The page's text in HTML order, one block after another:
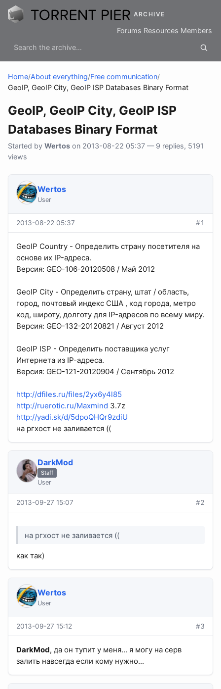
ARCHIVE
Forums Resources Members
Home/About everything/Free communication/
GeoIP, GeoIP City, GeoIP ISP Databases Binary Format
GeoIP, GeoIP City, GeoIP ISP
Databases Binary Format
Started by Wertos on 2013-08-22 05:37 — 9 replies, 5191
views
Wertos
User
2013-08-22 05:37 #1
GeoIP Country - Определить страну посетителя на
основе их IP-адреса.
Версия: GEO-106-20120508 / Май 2012
GeoIP City - Определить страну, штат / область,
город, почтовый индекс США , код города, метро
код, широту, долготу для IP-адресов по всему миру.
Версия: GEO-132-20120821 / Август 2012
GeoIP ISP - Определить поставщика услуг
Интернета из IP-адреса.
Версия: GEO-121-20120904 / Сентябрь 2012
http://dfiles.ru/files/2yx6y4l85
http://ruerotic.ru/Maxmind 3.7z
http://yadi.sk/d/5dpoQHQr9zdiU
на ргхост не заливается ((
DarkMod
Staff
User
2013-09-27 15:07 #2
на ргхост не заливается ((
как так)
Wertos
User
2013-09-27 15:12 #3
DarkMod, да он тупит у меня... я могу на серв
залить навсегда если кому нужно...